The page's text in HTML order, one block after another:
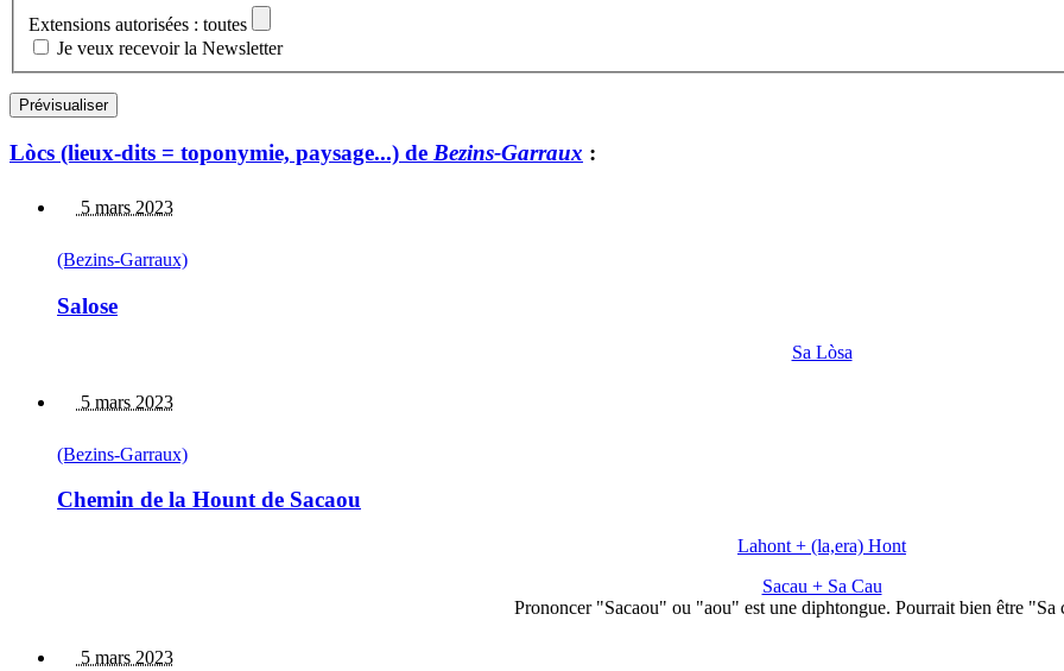
Extensions autorisées : toutes
Je veux recevoir la Newsletter
Lòcs (lieux-dits = toponymie, paysage...) de Bezins-Garraux :
5 mars 2023
(Bezins-Garraux)
Salose
Sa Lòsa
5 mars 2023
(Bezins-Garraux)
Chemin de la Hount de Sacaou
Lahont + (la,era) Hont
Sacau + Sa Cau
Prononcer "Sacaou" ou "aou" est une diphtongue. Pourrait bien être
5 mars 2023